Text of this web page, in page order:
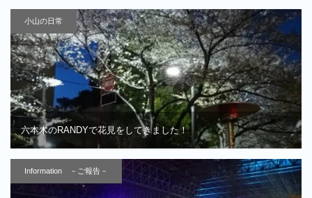
小山の日常
六本木のRANDYで花見をしてきました！
Information －ご報告－